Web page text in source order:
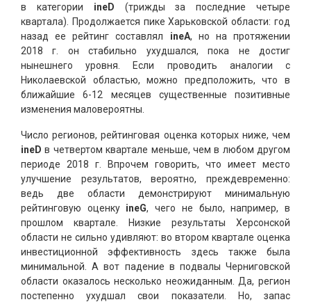
в категории ineD (трижды за последние четыре
квартала). Продолжается пике Харьковской области: год
назад ее рейтинг составлял ineА, но на протяжении
2018 г. он стабильно ухудшался, пока не достиг
нынешнего уровня. Если проводить аналогии с
Николаевской областью, можно предположить, что в
ближайшие 6-12 месяцев существенные позитивные
изменения маловероятны.
Число регионов, рейтинговая оценка которых ниже, чем
ineD в четвертом квартале меньше, чем в любом другом
периоде 2018 г. Впрочем говорить, что имеет место
улучшение результатов, вероятно, преждевременно:
ведь две области демонстрируют минимальную
рейтинговую оценку ineG, чего не было, например, в
прошлом квартале. Низкие результаты Херсонской
области не сильно удивляют: во втором квартале оценка
инвестиционной эффективность здесь также была
минимальной. А вот падение в подвалы Черниговской
области оказалось несколько неожиданным. Да, регион
постепенно ухудшал свои показатели. Но, запас